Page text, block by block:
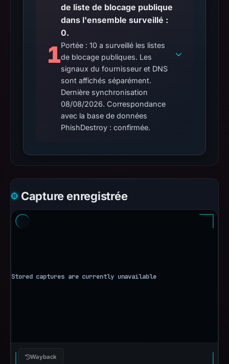
1
de liste de blocage publique
dans l'ensemble surveillé :
0.
Portée : 10 a surveillé les listes
de blocage publiques. Les
signaux du fournisseur et DNS
sont affichés séparément.
Dernière synchronisation
08/08/2026. Correspondance
avec la base de données
PhishDestroy : confirmée.
Capture enregistrée
Wayback